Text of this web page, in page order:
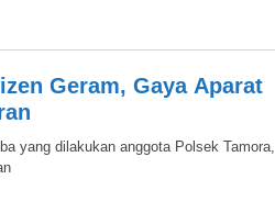
Geram, Gaya Aparat
yang dilakukan anggota Polsek Tamora,